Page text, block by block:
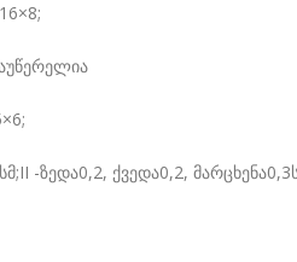
ზედა0,2, ქვედა0,2,